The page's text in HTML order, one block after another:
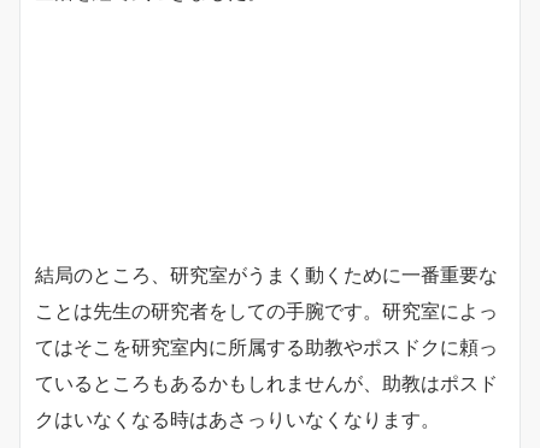
結局のところ、研究室がうまく動くために一番重要な
ことは先生の研究者をしての手腕です。研究室によっ
てはそこを研究室内に所属する助教やポスドクに頼っ
ているところもあるかもしれませんが、助教はポスド
クはいなくなる時はあさっりいなくなります。